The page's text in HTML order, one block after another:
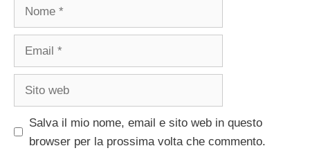
Salva il mio nome, email e sito web in questo
browser per la prossima volta che commento.